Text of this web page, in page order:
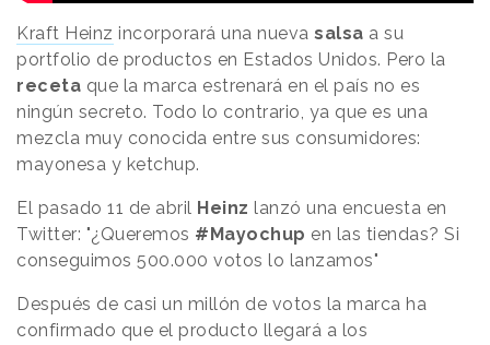
Kraft Heinz incorporará una nueva salsa a su
portfolio de productos en Estados Unidos. Pero la
receta que la marca estrenará en el país no es
ningún secreto. Todo lo contrario, ya que es una
mezcla muy conocida entre sus consumidores:
mayonesa y ketchup.
El pasado 11 de abril Heinz lanzó una encuesta en
Twitter: "¿Queremos #Mayochup en las tiendas? Si
conseguimos 500.000 votos lo lanzamos"
Después de casi un millón de votos la marca ha
confirmado que el producto llegará a los